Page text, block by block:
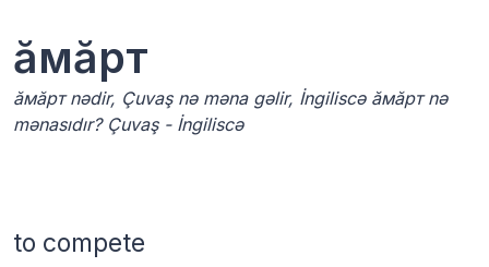
ăмăрт
ăмăрт nədir, Çuvaş nə məna gəlir, İngiliscə ăмăрт nə
mənasıdır? Çuvaş - İngiliscə
to compete